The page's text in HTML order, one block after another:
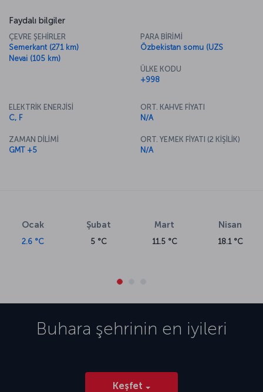
Faydalı bilgiler
ÇEVRE ŞEHİRLER
Semerkant (271 km)
Nevai (105 km)
PARA BİRİMİ
Özbekistan somu (UZS
ÜLKE KODU
+998
ELEKTRİK ENERJİSİ
C, F
ZAMAN DİLİMİ
GMT +5
ORT. KAHVE FİYATI
N/A
ORT. YEMEK FİYATI (2 KİŞİLİK)
N/A
Ocak
2.6 °C
Şubat
5 °C
Mart
11.5 °C
Nisan
18.1 °C
Buhara şehrinin en iyileri
Keşfet